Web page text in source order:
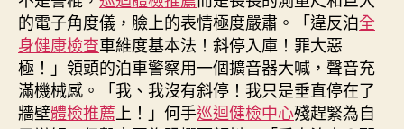
的電子角度儀，臉上的表情極度嚴肅。「違反泊全
身健康檢查車維度基本法！斜停入庫！罪大惡
極！」領頭的泊車警察用一個擴音器大喊，聲音充
滿機械感。「我、我沒有斜停！我只是垂直停在了
牆壁體檢推薦 上！」何手巡迴健檢中心殘趕緊為自